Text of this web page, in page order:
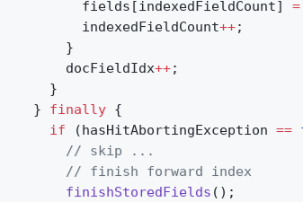
          fields[indexedFieldCount]
=
          indexedFieldCount
++;
        }
        docFieldIdx
++;
      }
    }
finally {
      if
(hasHitAbortingException ==
      	// skip ...
        // finish forward index
        finishStoredFields
();